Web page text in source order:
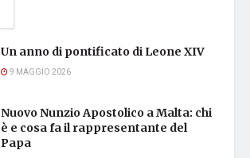
Un anno di pontificato di Leone XIV
9 MAGGIO 2026
Nuovo Nunzio Apostolico a Malta: chi
è e cosa fa il rappresentante del
Papa